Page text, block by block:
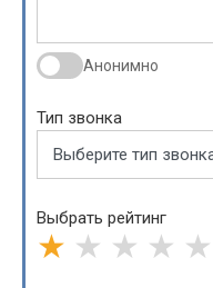
Анонимно
Тип звонка
Выбрать рейтинг
★ ★ ★ ★ ★